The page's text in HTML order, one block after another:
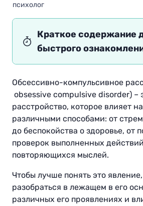
психолог
Краткое содержание
быстрого
Обсессивно-компульсивное
obsessive compulsive disorder) –
расстройство, которое влияет
различными способами: от
до беспокойства о здоровье, от
проверок выполненных
повторяющихся мыслей.
Чтобы лучше понять это
разобраться в лежащем в его
различных его проявлениях и